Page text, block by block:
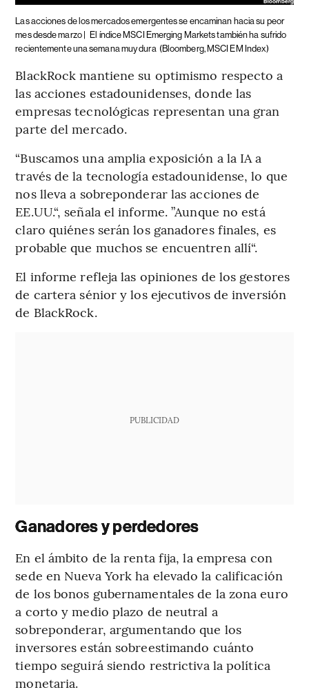
Las acciones de los mercados emergentes se encaminan hacia su peor
mes desde marzo | El índice MSCI Emerging Markets también ha sufrido
recientemente una semana muy dura (Bloomberg, MSCI EM Index)
BlackRock mantiene su optimismo respecto a
las acciones estadounidenses, donde las
empresas tecnológicas representan una gran
parte del mercado.
“Buscamos una amplia exposición a la IA a
través de la tecnología estadounidense, lo que
nos lleva a sobreponderar las acciones de
EE.UU.“, señala el informe. ”Aunque no está
claro quiénes serán los ganadores finales, es
probable que muchos se encuentren allí“.
El informe refleja las opiniones de los gestores
de cartera sénior y los ejecutivos de inversión
de BlackRock.
PUBLICIDAD
Ganadores y perdedores
En el ámbito de la renta fija, la empresa con
sede en Nueva York ha elevado la calificación
de los bonos gubernamentales de la zona euro
a corto y medio plazo de neutral a
sobreponderar, argumentando que los
inversores están sobreestimando cuánto
tiempo seguirá siendo restrictiva la política
monetaria.